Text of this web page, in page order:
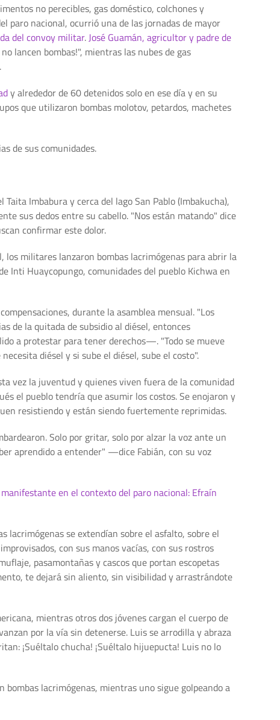
no perecibles, gas doméstico, colchones y
paro nacional, ocurrió una de las jornadas de mayor
del convoy militar.José Guamán, agricultor y padre de
lancen bombas!", mientras las nubes de gas
y alrededor de 60 detenidos solo en ese día y en su
que utilizaron bombas molotov, petardos, machetes
de sus comunidades.
Imbabura y cerca del lago San Pablo (Imbakucha),
sus dedos entre su cabello. "Nos están matando" dice
confirmar este dolor.
los militares lanzaron bombas lacrimógenas para abrir la
Inti Huaycopungo, comunidades del pueblo Kichwa en
durante la asamblea mensual. "Los
de la quitada de subsidio al diésel, entonces
a protestar para tener derechos—. "Todo se mueve
diésel y si sube el diésel, sube el costo".
vez la juventud y quienes viven fuera de la comunidad
el pueblo tendría que asumir los costos. Se enojaron y
resistiendo y están siendo fuertemente reprimidas.
Solo por gritar, solo por alzar la voz ante un
aprendido a entender" —dice Fabián, con su voz
en el contexto del paro nacional: Efraín
lacrimógenas se extendían sobre el asfalto, sobre el
con sus manos vacías, con sus rostros
pasamontañas y cascos que portan escopetas
te dejará sin aliento, sin visibilidad y arrastrándote
mientras otros dos jóvenes cargan el cuerpo de
por la vía sin detenerse. Luis se arrodilla y abraza
¡Suéltalo chucha! ¡Suéltalo hijuepucta! Luis no lo
lacrimógenas, mientras uno sigue golpeando a